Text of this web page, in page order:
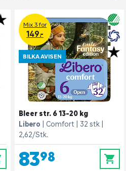
Mix 3 for
149.-
BILKA AVISEN
Bleer str. 6 13-20 kg
Libero
Comfort
32 stk
2,62/Stk.
83,98 0